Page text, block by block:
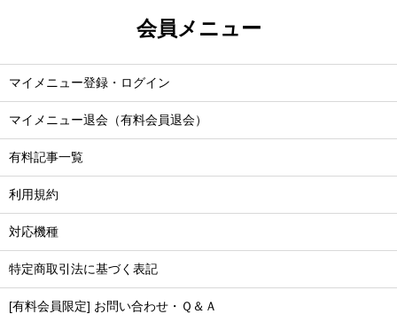
会員メニュー
マイメニュー登録・ログイン
マイメニュー退会（有料会員退会）
有料記事一覧
利用規約
対応機種
特定商取引法に基づく表記
[有料会員限定] お問い合わせ・Ｑ＆Ａ